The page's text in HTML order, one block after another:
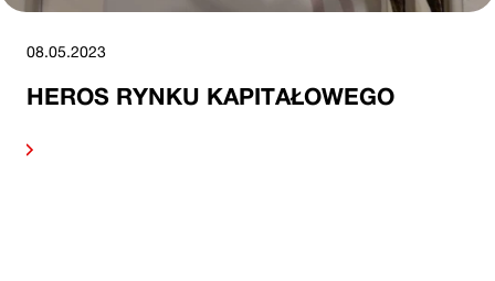
08.05.2023
HEROS RYNKU KAPITAŁOWEGO